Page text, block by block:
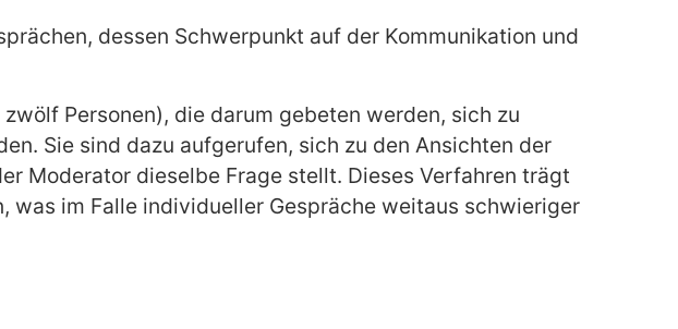
dessen Schwerpunkt auf der Kommunikation und
Personen), die darum gebeten werden, sich zu
Sie sind dazu aufgerufen, sich zu den Ansichten der
Moderator dieselbe Frage stellt. Dieses Verfahren trägt
was im Falle individueller Gespräche weitaus schwieriger